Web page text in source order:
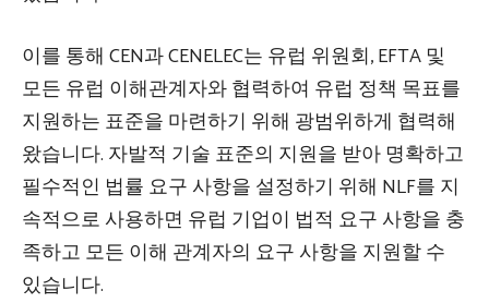
이를 통해 CEN과 CENELEC는 유럽 위원회, EFTA 및
모든 유럽 이해관계자와 협력하여 유럽 정책 목표를
지원하는 표준을 마련하기 위해 광범위하게 협력해
왔습니다. 자발적 기술 표준의 지원을 받아 명확하고
필수적인 법률 요구 사항을 설정하기 위해 NLF를 지
속적으로 사용하면 유럽 기업이 법적 요구 사항을 충
족하고 모든 이해 관계자의 요구 사항을 지원할 수
있습니다.